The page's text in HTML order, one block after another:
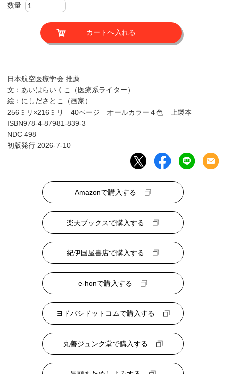
数量
日本航空医療学会 推薦
文：あいはらいくこ（医療系ライター）
絵：にしださとこ（画家）
256ミリ×216ミリ 40ページ オールカラー４色 上製本
ISBN978-4-87981-839-3
NDC 498
初版発行 2026-7-10
Amazonで購入する
楽天ブックスで購入する
紀伊国屋書店で購入する
e-honで購入する
ヨドバシドットコムで購入する
丸善ジュンク堂で購入する